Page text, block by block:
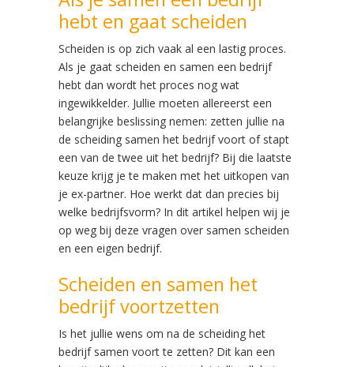
hebt en gaat scheiden
Scheiden is op zich vaak al een lastig proces.
Als je gaat scheiden en samen een bedrijf
hebt dan wordt het proces nog wat
ingewikkelder. Jullie moeten allereerst een
belangrijke beslissing nemen: zetten jullie na
de scheiding samen het bedrijf voort of stapt
een van de twee uit het bedrijf? Bij die laatste
keuze krijg je te maken met het uitkopen van
je ex-partner. Hoe werkt dat dan precies bij
welke bedrijfsvorm? In dit artikel helpen wij je
op weg bij deze vragen over samen scheiden
en een eigen bedrijf.
Scheiden en samen het
bedrijf voortzetten
Is het jullie wens om na de scheiding het
bedrijf samen voort te zetten? Dit kan een